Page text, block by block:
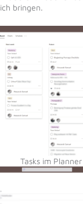
bringen.
Tasks im Planner